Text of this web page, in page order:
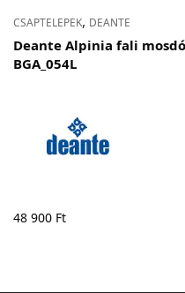
CSAPTELEPEK, DEANTE
Deante Alpinia fali
BGA_054L
48 900 Ft